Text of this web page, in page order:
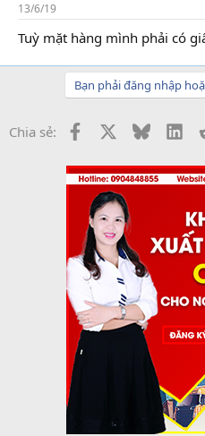
13/6/19
Tuỳ mặt hàng mình phải có
Bạn phải đăng nhập
Chia sẻ: Facebook Bluesky